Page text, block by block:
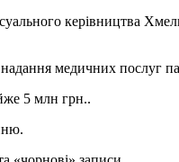
керівництва
надання медичних послуг
5 млн грн..